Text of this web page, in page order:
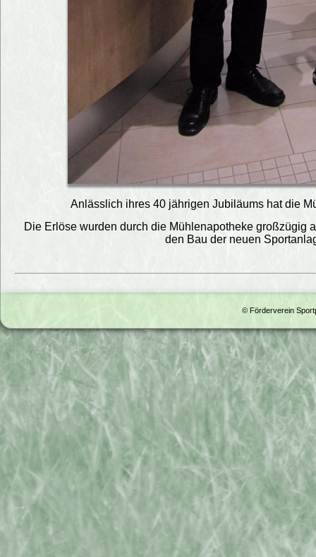
Anlässlich ihres 40 jährigen Jubiläums hat die
Die Erlöse wurden durch die Mühlenapotheke großzügig
den Bau der neuen
© Förderverein